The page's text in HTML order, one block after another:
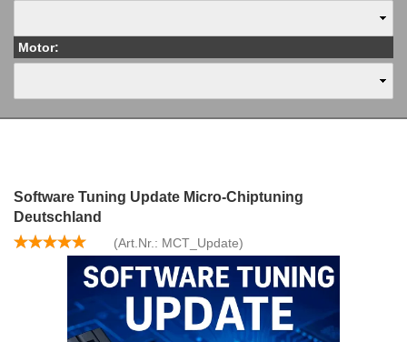
Motor:
Software Tuning Update Micro-Chiptuning
Deutschland
(Art.Nr.: MCT_Update)